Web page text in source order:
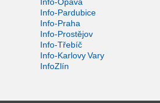
Info-Opava
Info-Pardubice
Info-Praha
Info-Prostějov
Info-Třebíč
Info-Karlovy Vary
InfoZlín